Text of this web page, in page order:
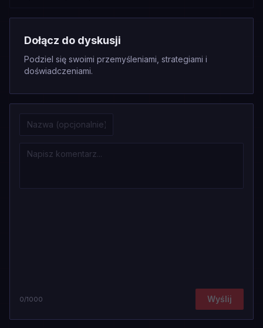
Dołącz do dyskusji
Podziel się swoimi przemyśleniami, strategiami i
doświadczeniami.
0/1000 Wyślij